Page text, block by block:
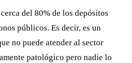
del 80% de los depósitos
públicos. Es decir, es un
no puede atender al sector
patológico pero nadie lo